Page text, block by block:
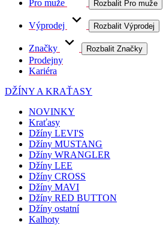
Pro muže Rozbalit Pro muže
Výprodej Rozbalit Výprodej
Značky Rozbalit Značky
Prodejny
Kariéra
DŽÍNY A KRAŤASY
NOVINKY
Kraťasy
Džíny LEVI'S
Džíny MUSTANG
Džíny WRANGLER
Džíny LEE
Džíny CROSS
Džíny MAVI
Džíny RED BUTTON
Džíny ostatní
Kalhoty